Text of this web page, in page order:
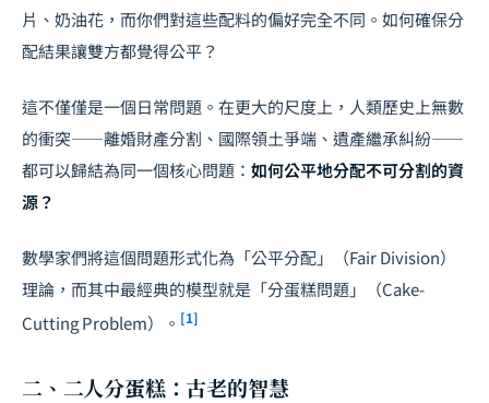
片、奶油花，而你們對這些配料的偏好完全不同。如何確保分
配結果讓雙方都覺得公平？
這不僅僅是一個日常問題。在更大的尺度上，人類歷史上無數
的衝突——離婚財產分割、國際領土爭端、 遺產繼承糾紛——
都可以歸結為同一個核心問題： 如何公平地分配不可分割的資
源？
數學家們將這個問題形式化為「公平分配」（Fair Division）
理論，而其中最經典的模型就是「分蛋糕問題」（Cake-
Cutting Problem）。 [1]
二、二人分蛋糕：古老的智慧